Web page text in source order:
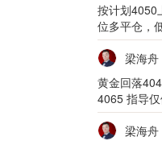
按计划4050
位多平仓，
好，总之利
不做为交易
梁海舟
黄金回落
4065 指导仅
梁海舟